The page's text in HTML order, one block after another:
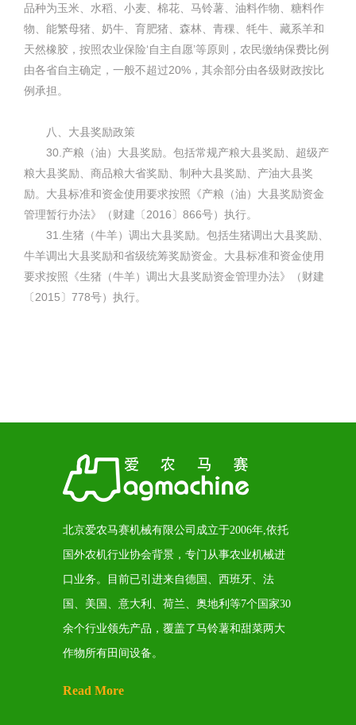
品种为玉米、水稻、小麦、棉花、马铃薯、油料作物、糖料作
物、能繁母猪、奶牛、育肥猪、森林、青稞、牦牛、藏系羊和
天然橡胶，按照农业保险‘自主自愿’等原则，农民缴纳保费比例
由各省自主确定，一般不超过20%，其余部分由各级财政按比
例承担。
八、大县奖励政策
30.产粮（油）大县奖励。包括常规产粮大县奖励、超级产
粮大县奖励、商品粮大省奖励、制种大县奖励、产油大县奖
励。大县标准和资金使用要求按照《产粮（油）大县奖励资金
管理暂行办法》（财建〔2016〕866号）执行。
31.生猪（牛羊）调出大县奖励。包括生猪调出大县奖励、
牛羊调出大县奖励和省级统筹奖励资金。大县标准和资金使用
要求按照《生猪（牛羊）调出大县奖励资金管理办法》（财建
〔2015〕778号）执行。
北京爱农马赛机械有限公司 成立于2006年,依托
国外农机行业协会背景，专门从事农业机械进
口业务。目前已引进来自德国、西班牙、法
国、美国、意大利、荷兰、奥地利等7个国家30
余个行业领先产品，覆盖了马铃薯和甜菜两大
作物所有田间设备。
Read More